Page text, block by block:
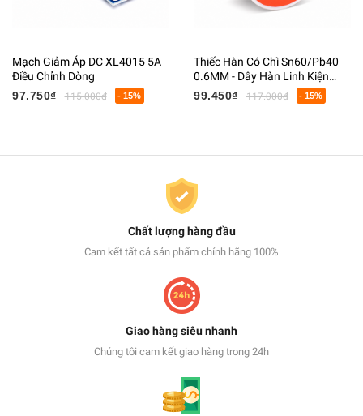
Mạch Giảm Áp DC XL4015 5A
Điều Chỉnh Dòng
97.750₫
115.000₫ - 15%
Thiếc Hàn Có Chì Sn60/Pb40
0.6MM - Dây Hàn Linh Kiện
Điện Tử Có Lõi Flux
99.450₫ 117.000₫ - 15%
Chất lượng hàng đầu
Cam kết tất cả sản phẩm chính hãng 100%
Giao hàng siêu nhanh
Chúng tôi cam kết giao hàng trong 24h